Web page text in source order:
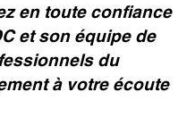
en toute confiance
et son équipe de
du
à votre écoute